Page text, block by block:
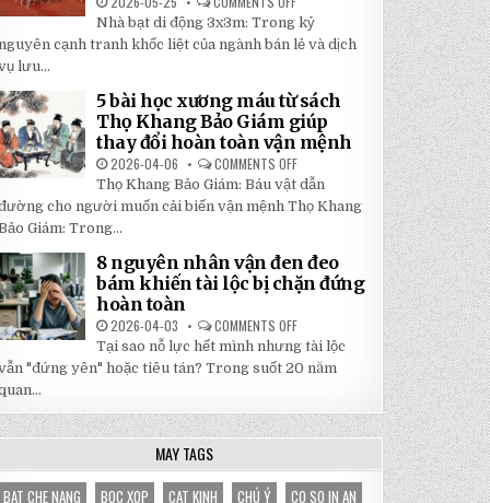
TẬN
GỐC
TẠI
5
LÝ
DO
NHÀ
ĐỘNG
3X3M
LÀ
LỰA
CHỌN
HOÀN
HẢO
CHO
GIAN
HÀNG
Nhà bạt di động 3x3m: Trong kỷ
cạnh tranh khốc liệt của ngành bán lẻ và dịch
lưu...
5 bài học xương máu từ sách
Thọ Khang Bảo Giám giúp
thay đổi hoàn toàn vận mệnh
2026-04-06 COMMENTS OFF
5
BÀI
HỌC
XƯƠNG
SÁCH
THỌ
KHANG
BẢO
ĐỔI
HOÀN
TOÀN
Thọ Khang Bảo Giám: Báu vật dẫn
cho người muốn cải biến vận mệnh Thọ Khang
Giám: Trong...
8 nguyên nhân vận đen đeo
bám khiến tài lộc bị chặn đứng
hoàn toàn
2026-04-03 COMMENTS OFF
NGUYÊN
NHÂN
VẬN
BÁM
KHIẾN
TÀI
BỊ
CHẶN
ĐỨNG
Tại sao nỗ lực hết mình nhưng tài lộc
"đứng yên" hoặc tiêu tán? Trong suốt 20 năm
MAY TAGS
BAT CHE NANG BOC XOP CAT KINH CHÚ Ý
CO SO IN AN